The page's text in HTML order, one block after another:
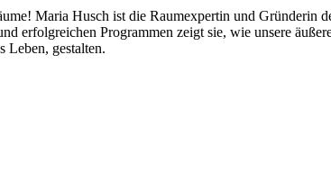
Maria Husch ist die Raumexpertin und Gründerin
erfolgreichen Programmen zeigt sie, wie unsere
Leben, gestalten.